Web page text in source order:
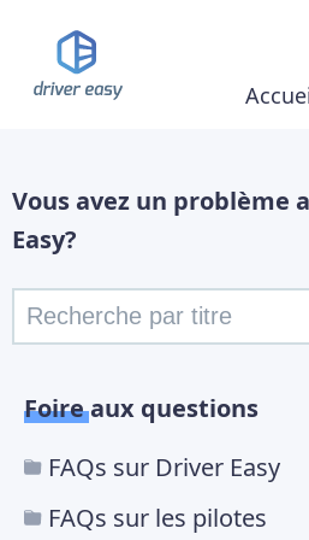
Vous avez un problème
Easy?
Foire aux questions
FAQs sur Driver Easy
FAQs sur les pilotes